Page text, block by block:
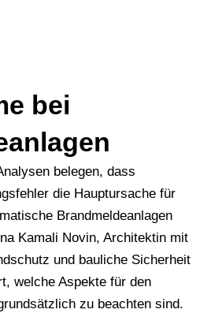
bei
belegen, dass
die Hauptursache für
Brandmeldeanlagen
Kamali Novin, Architektin mit
und bauliche Sicherheit
welche Aspekte für den
zu beachten sind.